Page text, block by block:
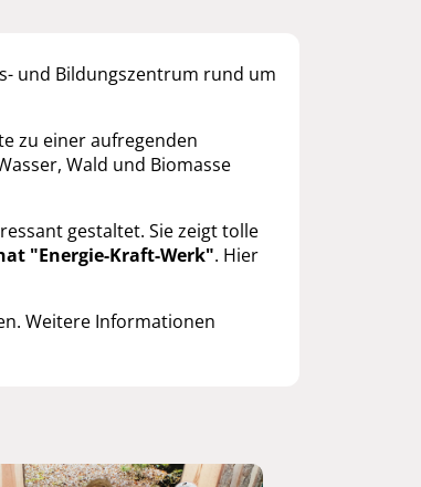
und Bildungszentrum rund um
zu einer aufregenden
Wald und Biomasse
gestaltet. Sie zeigt tolle
"Energie-Kraft-Werk". Hier
Weitere Informationen